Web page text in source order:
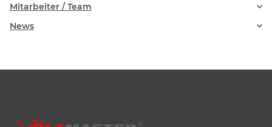
Mitarbeiter / Team
News